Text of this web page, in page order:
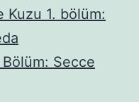
Kuzu 1. bölüm:
Secce